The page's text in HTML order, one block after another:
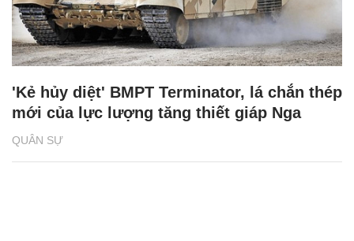
QUÂN SỰ
'Kẻ hủy diệt' BMPT Terminator, lá chắn thép
mới của lực lượng tăng thiết giáp Nga